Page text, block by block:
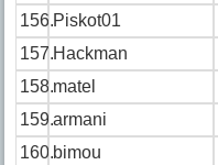
156.Piskot01
157.Hackman
158.matel
159.armani
160.bimou